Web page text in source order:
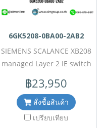
6GK5208-0BA00-2AB2
SIEMENS SCALANCE XB208
managed Layer 2 IE switch
ราคาพิเศษและสอบถามข้อมูล
เพิ่มเติมติดต่อ Mobile : 063-
879-9917Line ID :
฿23,950
สั่งซื้อสินค้า
เปรียบเทียบ